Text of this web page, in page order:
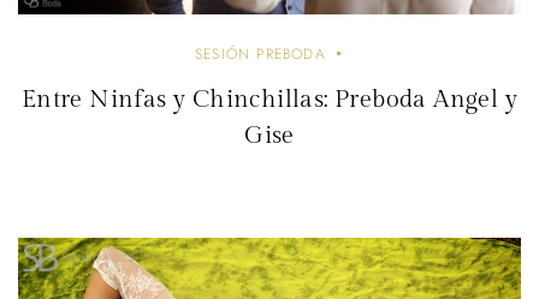
SESIÓN PREBODA
Entre Ninfas y Chinchillas: Preboda Angel y
Gise